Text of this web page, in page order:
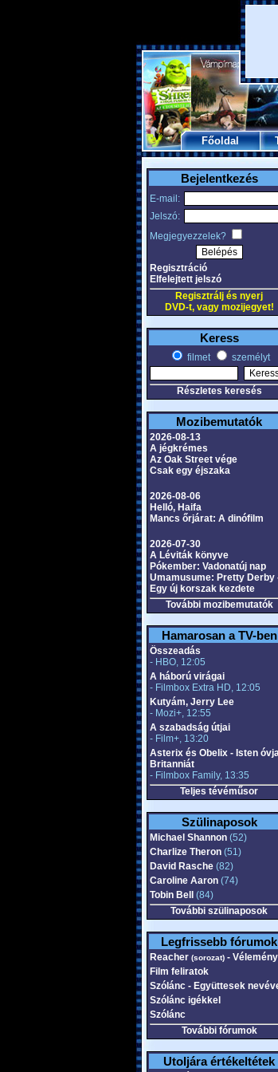
Főoldal
Bejelentkezés
E-mail:
Jelszó:
Megjegyezzelek?
Regisztráció
Elfelejtett jelszó
Regisztrálj és nyerj
DVD-t, vagy mozijegyet!
Keress
filmet személyt
Részletes keresés
Mozibemutatók
2026-08-13
A jégkrémes
Az Oak Street vége
Csak egy éjszaka
2026-08-06
Helló, Haifa
Mancs őrjárat: A dinófilm
2026-07-30
A Léviták könyve
Pókember: Vadonatúj nap
Umamusume: Pretty Derby
Egy új korszak kezdete
További mozibemutatók
Hamarosan a TV-ben
Összeadás
- HBO, 12:05
A háború virágai
- Filmbox Extra HD, 12:05
Kutyám, Jerry Lee
- Mozi+, 12:55
A szabadság útjai
- Film+, 13:20
Asterix és Obelix - Isten
Britanniát
- Filmbox Family, 13:35
Teljes tévéműsor
Szülinaposok
Michael Shannon(52)
Charlize Theron(51)
David Rasche(82)
Caroline Aaron(74)
Tobin Bell
(84)
További szülinaposok
Legfrissebb fórumok
Reacher (sorozat)-
Film feliratok
Szólánc - Együttesek
Szólánc igékkel
Szólánc
További fórumok
Utoljára értékeltétek